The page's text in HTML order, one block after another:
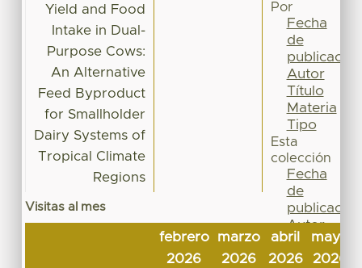
Yield and Food
Intake in Dual-
Purpose Cows:
An Alternative
Feed Byproduct
for Smallholder
Dairy Systems of
Tropical Climate
Regions
Visitas al mes
febrero
2026
marzo
2026
abril
2026
mayo
2026
Por
Fecha
de
publicación
Autor
Título
Materia
Tipo
Esta
colección
Fecha
de
publicación
Autor
Título
Materia